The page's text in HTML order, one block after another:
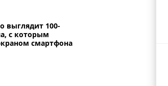
выглядит 100-
с которым
смартфона